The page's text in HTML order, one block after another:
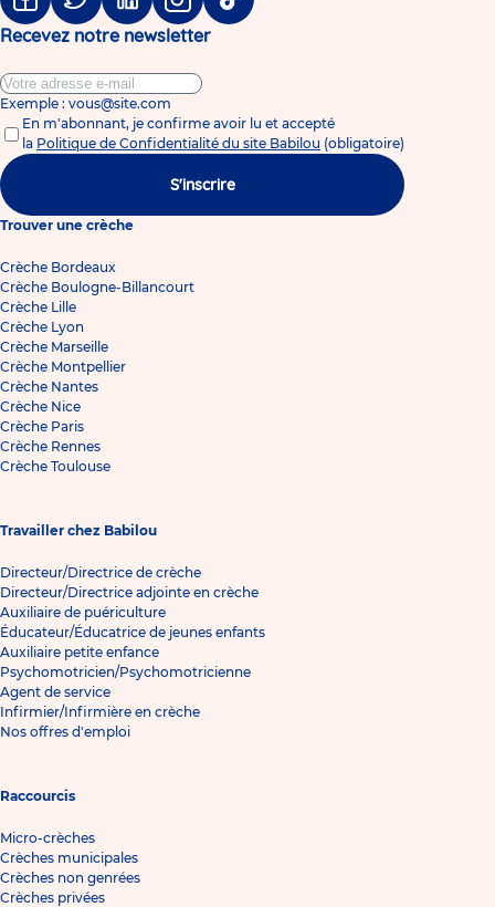
FacebookTwitter LinkedinInstagramTiktok
Recevez notre newsletter
Exemple : vous@site.com
En m'abonnant, je confirme avoir lu et accepté
la Politique de Confidentialité du site Babilou (obligatoire)
S'inscrire
Trouver une crèche
Crèche Bordeaux
Crèche Boulogne-Billancourt
Crèche Lille
Crèche Lyon
Crèche Marseille
Crèche Montpellier
Crèche Nantes
Crèche Nice
Crèche Paris
Crèche Rennes
Crèche Toulouse
Travailler chez Babilou
Directeur/Directrice de crèche
Directeur/Directrice adjointe en crèche
Auxiliaire de puériculture
Éducateur/Éducatrice de jeunes enfants
Auxiliaire petite enfance
Psychomotricien/Psychomotricienne
Agent de service
Infirmier/Infirmière en crèche
Nos offres d'emploi
Raccourcis
Micro-crèches
Crèches municipales
Crèches non genrées
Crèches privées